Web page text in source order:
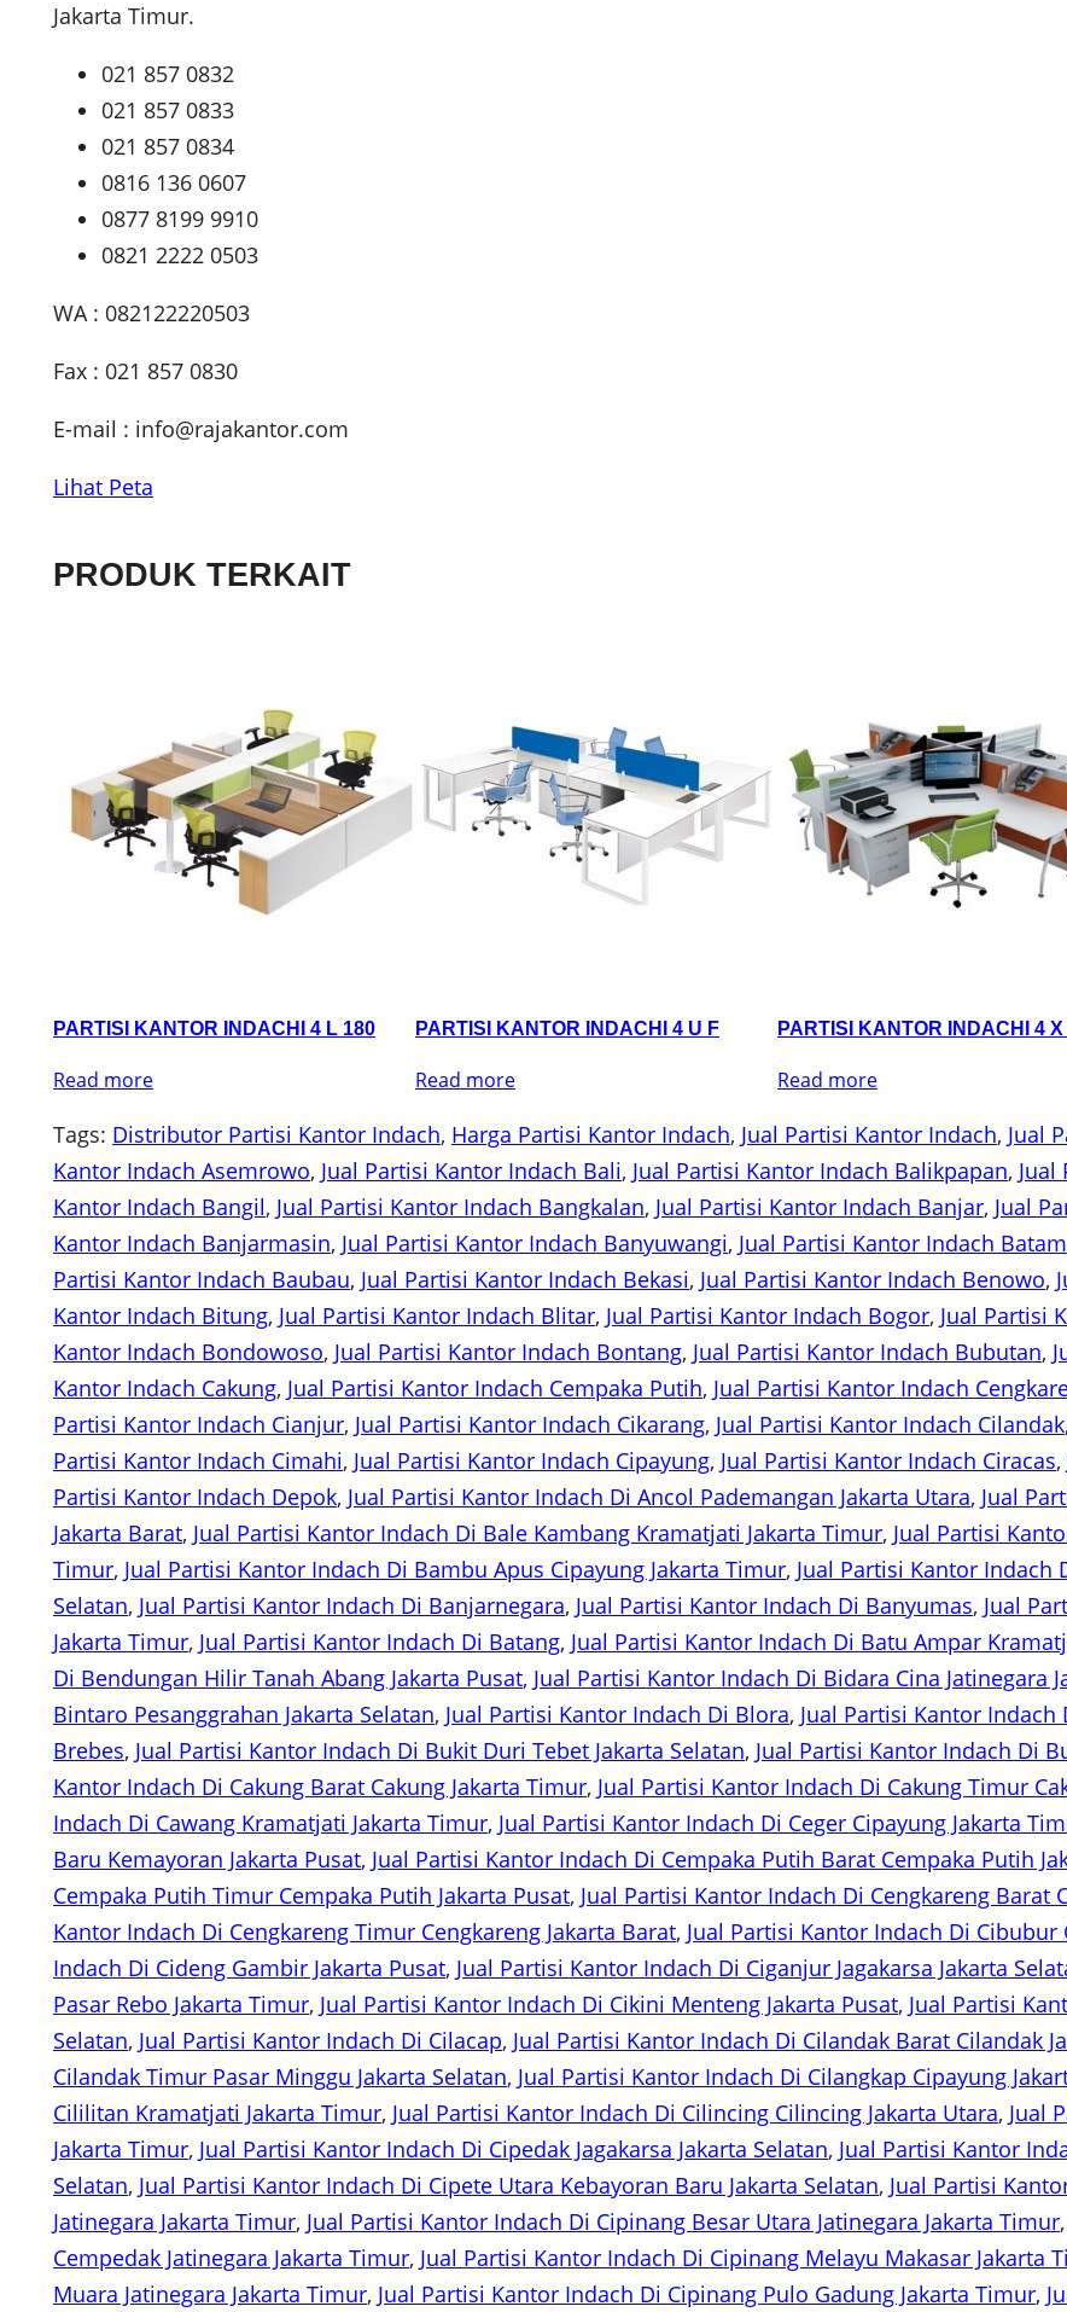
Jakarta Timur.
021 857 0832
021 857 0833
021 857 0834
0816 136 0607
0877 8199 9910
0821 2222 0503
WA : 082122220503
Fax : 021 857 0830
E-mail : info@rajakantor.com
Lihat Peta
PRODUK TERKAIT
PARTISI KANTOR INDACHI 4 L 180
Read more
PARTISI KANTOR INDACHI 4 U F
Read more
PARTISI KANTOR INDACHI 4 X
Read more
Tags: Distributor Partisi Kantor Indach, Harga Partisi Kantor Indach, Jual Partisi Kantor Indach, Jual
Kantor Indach Asemrowo, Jual Partisi Kantor Indach Bali, Jual Partisi Kantor Indach Balikpapan, Jual
Kantor Indach Bangil, Jual Partisi Kantor Indach Bangkalan, Jual Partisi Kantor Indach Banjar, Jual
Kantor Indach Banjarmasin, Jual Partisi Kantor Indach Banyuwangi, Jual Partisi Kantor Indach Batam
Partisi Kantor Indach Baubau, Jual Partisi Kantor Indach Bekasi, Jual Partisi Kantor Indach Benowo,
Kantor Indach Bitung, Jual Partisi Kantor Indach Blitar, Jual Partisi Kantor Indach Bogor, Jual Partisi
Kantor Indach Bondowoso, Jual Partisi Kantor Indach Bontang, Jual Partisi Kantor Indach Bubutan,
Kantor Indach Cakung, Jual Partisi Kantor Indach Cempaka Putih, Jual Partisi Kantor Indach
Partisi Kantor Indach Cianjur, Jual Partisi Kantor Indach Cikarang, Jual Partisi Kantor Indach Cilandak,
Partisi Kantor Indach Cimahi, Jual Partisi Kantor Indach Cipayung, Jual Partisi Kantor Indach Ciracas,
Partisi Kantor Indach Depok, Jual Partisi Kantor Indach Di Ancol Pademangan Jakarta Utara, Jual
Jakarta Barat, Jual Partisi Kantor Indach Di Bale Kambang Kramatjati Jakarta Timur, Jual Partisi
Timur, Jual Partisi Kantor Indach Di Bambu Apus Cipayung Jakarta Timur, Jual Partisi Kantor Indach
Selatan, Jual Partisi Kantor Indach Di Banjarnegara, Jual Partisi Kantor Indach Di Banyumas, Jual
Jakarta Timur, Jual Partisi Kantor Indach Di Batang, Jual Partisi Kantor Indach Di Batu Ampar
Di Bendungan Hilir Tanah Abang Jakarta Pusat, Jual Partisi Kantor Indach Di Bidara Cina Jatinegara
Bintaro Pesanggrahan Jakarta Selatan, Jual Partisi Kantor Indach Di Blora, Jual Partisi Kantor Indach
Brebes, Jual Partisi Kantor Indach Di Bukit Duri Tebet Jakarta Selatan, Jual Partisi Kantor Indach Di
Kantor Indach Di Cakung Barat Cakung Jakarta Timur, Jual Partisi Kantor Indach Di Cakung Timur
Indach Di Cawang Kramatjati Jakarta Timur, Jual Partisi Kantor Indach Di Ceger Cipayung Jakarta
Baru Kemayoran Jakarta Pusat, Jual Partisi Kantor Indach Di Cempaka Putih Barat Cempaka Putih
Cempaka Putih Timur Cempaka Putih Jakarta Pusat, Jual Partisi Kantor Indach Di Cengkareng Barat
Kantor Indach Di Cengkareng Timur Cengkareng Jakarta Barat, Jual Partisi Kantor Indach Di Cibubur
Indach Di Cideng Gambir Jakarta Pusat, Jual Partisi Kantor Indach Di Ciganjur Jagakarsa Jakarta
Pasar Rebo Jakarta Timur, Jual Partisi Kantor Indach Di Cikini Menteng Jakarta Pusat, Jual Partisi
Selatan, Jual Partisi Kantor Indach Di Cilacap, Jual Partisi Kantor Indach Di Cilandak Barat Cilandak
Cilandak Timur Pasar Minggu Jakarta Selatan, Jual Partisi Kantor Indach Di Cilangkap Cipayung
Cililitan Kramatjati Jakarta Timur, Jual Partisi Kantor Indach Di Cilincing Cilincing Jakarta Utara, Jual
Jakarta Timur, Jual Partisi Kantor Indach Di Cipedak Jagakarsa Jakarta Selatan, Jual Partisi Kantor
Selatan, Jual Partisi Kantor Indach Di Cipete Utara Kebayoran Baru Jakarta Selatan, Jual Partisi
Jatinegara Jakarta Timur, Jual Partisi Kantor Indach Di Cipinang Besar Utara Jatinegara Jakarta Timur,
Cempedak Jatinegara Jakarta Timur, Jual Partisi Kantor Indach Di Cipinang Melayu Makasar Jakarta
Muara Jatinegara Jakarta Timur, Jual Partisi Kantor Indach Di Cipinang Pulo Gadung Jakarta Timur,